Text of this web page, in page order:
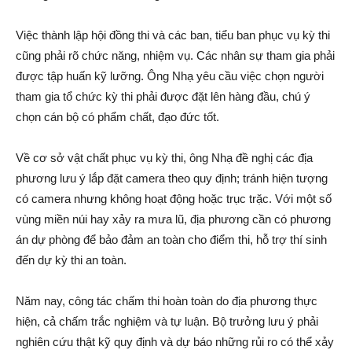
Việc thành lập hội đồng thi và các ban, tiểu ban phục vụ kỳ thi
cũng phải rõ chức năng, nhiệm vụ. Các nhân sự tham gia phải
được tập huấn kỹ lưỡng. Ông Nhạ yêu cầu việc chọn người
tham gia tổ chức kỳ thi phải được đặt lên hàng đầu, chú ý
chọn cán bộ có phẩm chất, đạo đức tốt.
Về cơ sở vật chất phục vụ kỳ thi, ông Nhạ đề nghị các địa
phương lưu ý lắp đặt camera theo quy định; tránh hiện tượng
có camera nhưng không hoạt động hoặc trục trặc. Với một số
vùng miền núi hay xảy ra mưa lũ, địa phương cần có phương
án dự phòng để bảo đảm an toàn cho điểm thi, hỗ trợ thí sinh
đến dự kỳ thi an toàn.
Năm nay, công tác chấm thi hoàn toàn do địa phương thực
hiện, cả chấm trắc nghiệm và tự luận. Bộ trưởng lưu ý phải
nghiên cứu thật kỹ quy định và dự báo những rủi ro có thể xảy